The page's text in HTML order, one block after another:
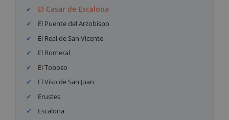
El Casar de Escalona
El Puente del Arzobispo
El Real de San Vicente
El Romeral
El Toboso
El Viso de San Juan
Erustes
Escalona